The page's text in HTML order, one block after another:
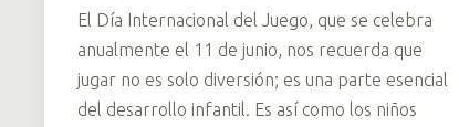
El Día Internacional del Juego, que se celebra
anualmente el 11 de junio, nos recuerda que
jugar no es solo diversión; es una parte esencial
del desarrollo infantil. Es así como los niños